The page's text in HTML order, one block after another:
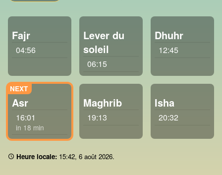
Fajr
04:56
Lever du
soleil
06:15
Dhuhr
12:45
Asr
16:01
in 18 min
Maghrib
19:13
Isha
20:32
Heure locale: 15 42, 6 août 2026.